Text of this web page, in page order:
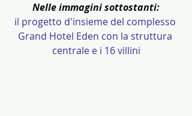
Nelle immagini sottostanti:
il progetto d'insieme del complesso
Grand Hotel Eden con la struttura
centrale e i 16 villini